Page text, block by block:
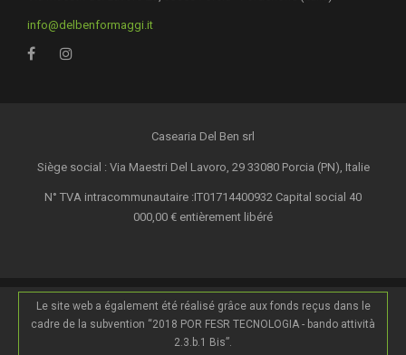
info@delbenformaggi.it
Casearia Del Ben srl
Siège social : Via Maestri Del Lavoro, 29 33080 Porcia (PN), Italie
N° TVA intracommunautaire :IT01714400932 Capital social 40
000,00 € entièrement libéré
Le site web a également été réalisé grâce aux fonds reçus dans le
cadre de la subvention “2018 POR FESR TECNOLOGIA - bando attività
2.3.b.1 Bis”.